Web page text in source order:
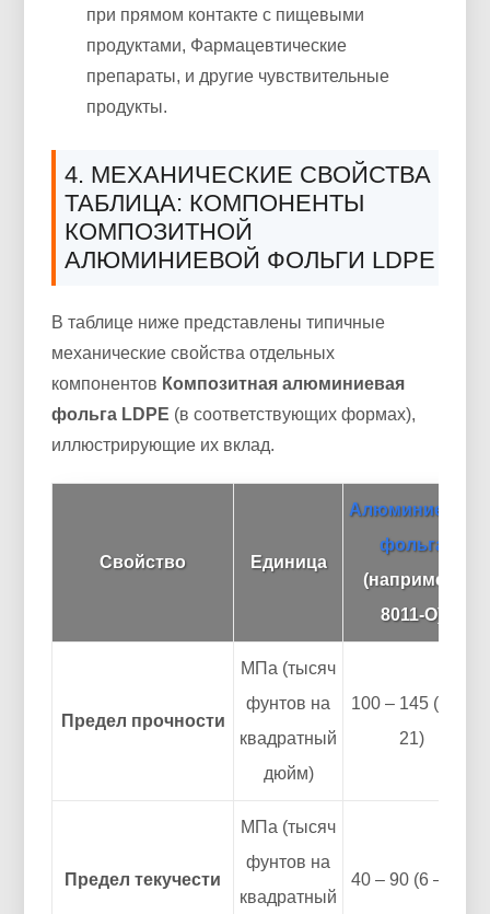
при прямом контакте с пищевыми
продуктами, Фармацевтические
препараты, и другие чувствительные
продукты.
4. МЕХАНИЧЕСКИЕ СВОЙСТВА
ТАБЛИЦА: КОМПОНЕНТЫ
КОМПОЗИТНОЙ
АЛЮМИНИЕВОЙ ФОЛЬГИ LDPE
В таблице ниже представлены типичные
механические свойства отдельных
компонентов Композитная алюминиевая
фольга LDPE (в соответствующих формах),
иллюстрирующие их вклад.
Свойство Единица
Алюминиевая
фольга
(например,
8011-О)
Предел прочности
МПа (тысяч
фунтов на
квадратный
дюйм)
100 – 145 (15 –
21)
Предел текучести
МПа (тысяч
фунтов на
квадратный
40 – 90 (6 – 13)